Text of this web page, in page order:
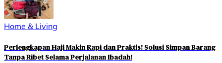
Home & Living
Perlengkapan Haji Makin Rapi dan Praktis! Solusi Simpan Barang
Tanpa Ribet Selama Perjalanan Ibadah!